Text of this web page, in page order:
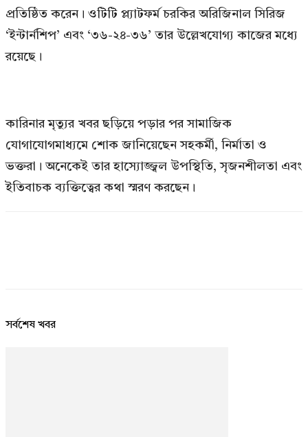
প্রতিষ্ঠিত করেন। ওটিটি প্ল্যাটফর্ম চরকির অরিজিনাল সিরিজ
‘ইন্টার্নশিপ’ এবং ‘৩৬-২৪-৩৬’ তার উল্লেখযোগ্য কাজের মধ্যে
রয়েছে।
কারিনার মৃত্যুর খবর ছড়িয়ে পড়ার পর সামাজিক
যোগাযোগমাধ্যমে শোক জানিয়েছেন সহকর্মী, নির্মাতা ও
ভক্তরা। অনেকেই তার হাস্যোজ্জ্বল উপস্থিতি, সৃজনশীলতা এবং
ইতিবাচক ব্যক্তিত্বের কথা স্মরণ করছেন।
সর্বশেষ খবর